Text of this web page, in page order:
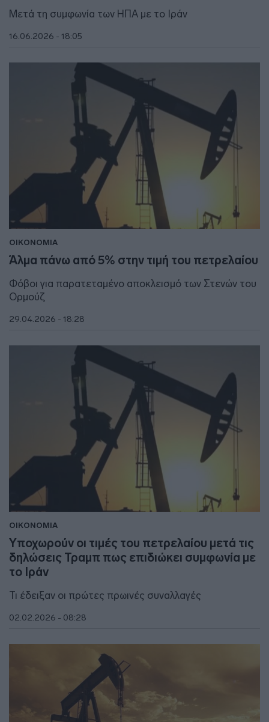
Μετά τη συμφωνία των ΗΠΑ με το Ιράν
16.06.2026 - 18:05
ΟΙΚΟΝΟΜΙΑ
Άλμα πάνω από 5% στην τιμή του πετρελαίου
Φόβοι για παρατεταμένο αποκλεισμό των Στενών του
Ορμούζ
29.04.2026 - 18:28
ΟΙΚΟΝΟΜΙΑ
Υποχωρούν οι τιμές του πετρελαίου μετά τις
δηλώσεις Τραμπ πως επιδιώκει συμφωνία με
το Ιράν
Τι έδειξαν οι πρώτες πρωινές συναλλαγές
02.02.2026 - 08:28